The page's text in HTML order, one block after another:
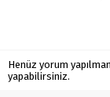
Henüz yorum
yapabilirsiniz.